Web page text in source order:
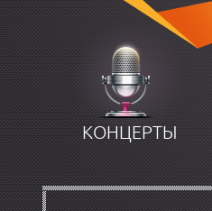
КОНЦЕРТЫ